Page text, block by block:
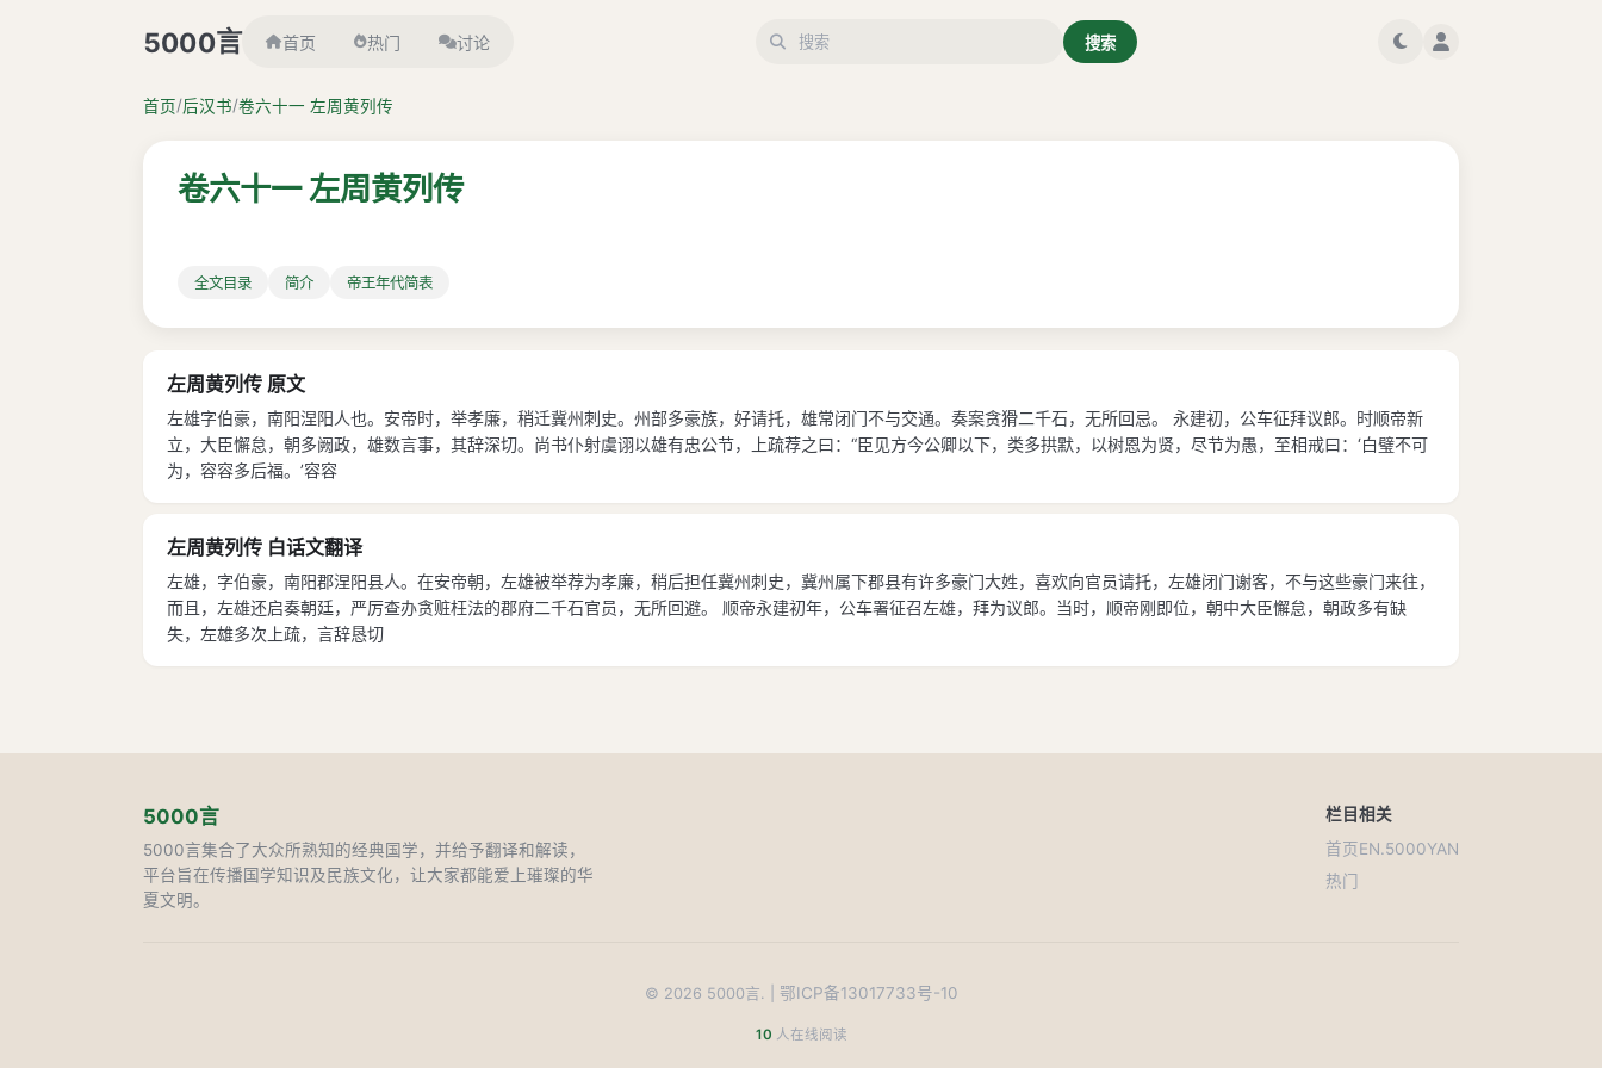
5000言 首页 热门 讨论 搜索
首页/后汉书/卷六十一 左周黄列传
卷六十一 左周黄列传
全文目录 简介 帝王年代简表
左周黄列传 原文
左雄字伯豪，南阳涅阳人也。安帝时，举孝廉，稍迁冀州刺史。州部多豪族，好请托，雄常闭门不与交通。奏案贪猾二千石，无所回忌。 永建初，公车征拜议郎。时顺帝新
立，大臣懈怠，朝多阙政，雄数言事，其辞深切。尚书仆射虞诩以雄有忠公节，上疏荐之曰：“臣见方今公卿以下，类多拱默，以树恩为贤，尽节为愚，至相戒曰：‘白璧不可
为，容容多后福。’容容
左周黄列传 白话文翻译
左雄，字伯豪，南阳郡涅阳县人。在安帝朝，左雄被举荐为孝廉，稍后担任冀州刺史，冀州属下郡县有许多豪门大姓，喜欢向官员请托，左雄闭门谢客，不与这些豪门来往，
而且，左雄还启奏朝廷，严厉查办贪赃枉法的郡府二千石官员，无所回避。 顺帝永建初年，公车署征召左雄，拜为议郎。当时，顺帝刚即位，朝中大臣懈怠，朝政多有缺
失，左雄多次上疏，言辞恳切
5000言
5000言集合了大众所熟知的经典国学，并给予翻译和解读，
平台旨在传播国学知识及民族文化，让大家都能爱上璀璨的华
夏文明。
栏目
首页
热门
相关
EN.5000YAN
© 2026 5000言. | 鄂ICP备13017733号-10
10 人在线阅读